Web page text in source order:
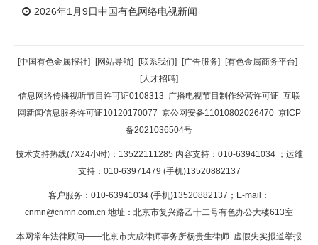
2026年1月9日中国有色网络电视新闻
[中国有色金属报社]- [网站导航]- [联系我们]- [广告服务]- [有色金属商务平台]-
[人才招聘]
信息网络传播视听节目许可证0108313 广播电视节目制作经营许可证 互联
网新闻信息服务许可证10120170077 京公网安备11010802026470 京ICP
备2021036504号
技术支持热线(7X24小时)：13522111285 内容支持：010-63941034 ；运维
支持：010-63971479 (手机)13520882137
客户服务：010-63941034 (手机)13520882137；E-mail：
cnmn@cnmn.com.cn 地址：北京市复兴路乙十二号有色办公大楼613室
本网常年法律顾问——北京市大成律师事务所杨贵生律师 虚假失实报道举报